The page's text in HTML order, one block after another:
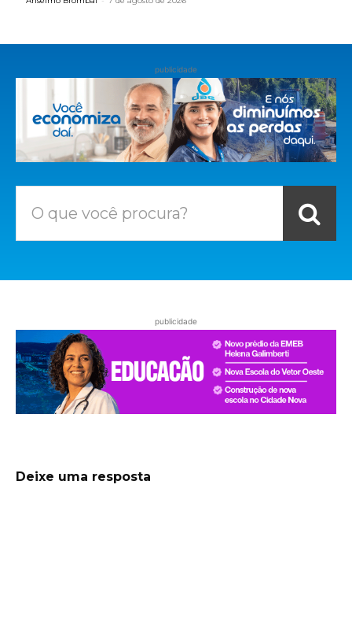
publicidade
O que você procura?
publicidade
Deixe uma resposta